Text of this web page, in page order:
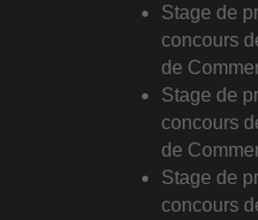
Stage de
concours
de
Stage de
concours
de
Stage de
concours